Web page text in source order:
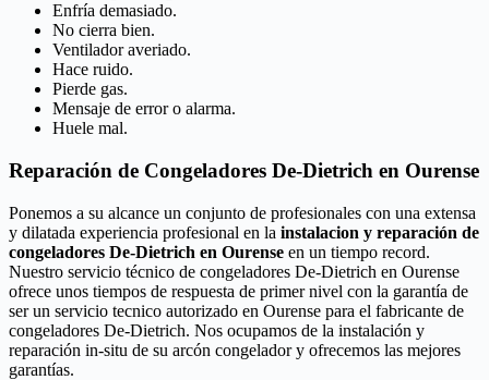
Enfría demasiado.
No cierra bien.
Ventilador averiado.
Hace ruido.
Pierde gas.
Mensaje de error o alarma.
Huele mal.
Reparación de Congeladores De-Dietrich en Ourense
Ponemos a su alcance un conjunto de profesionales con una extensa
y dilatada experiencia profesional en la instalacion y reparación de
congeladores De-Dietrich en Ourense en un tiempo record.
Nuestro servicio técnico de congeladores De-Dietrich en Ourense
ofrece unos tiempos de respuesta de primer nivel con la garantía de
ser un servicio tecnico autorizado en Ourense para el fabricante de
congeladores De-Dietrich. Nos ocupamos de la instalación y
reparación in-situ de su arcón congelador y ofrecemos las mejores
garantías.